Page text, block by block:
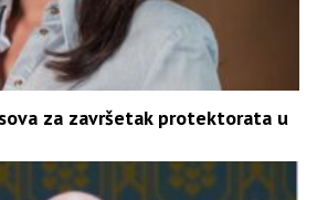
za završetak protektorata u